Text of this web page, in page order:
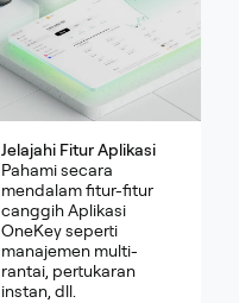
Jelajahi Fitur Aplikasi
Pahami secara
mendalam fitur-fitur
canggih Aplikasi
OneKey seperti
manajemen multi-
rantai, pertukaran
instan, dll.